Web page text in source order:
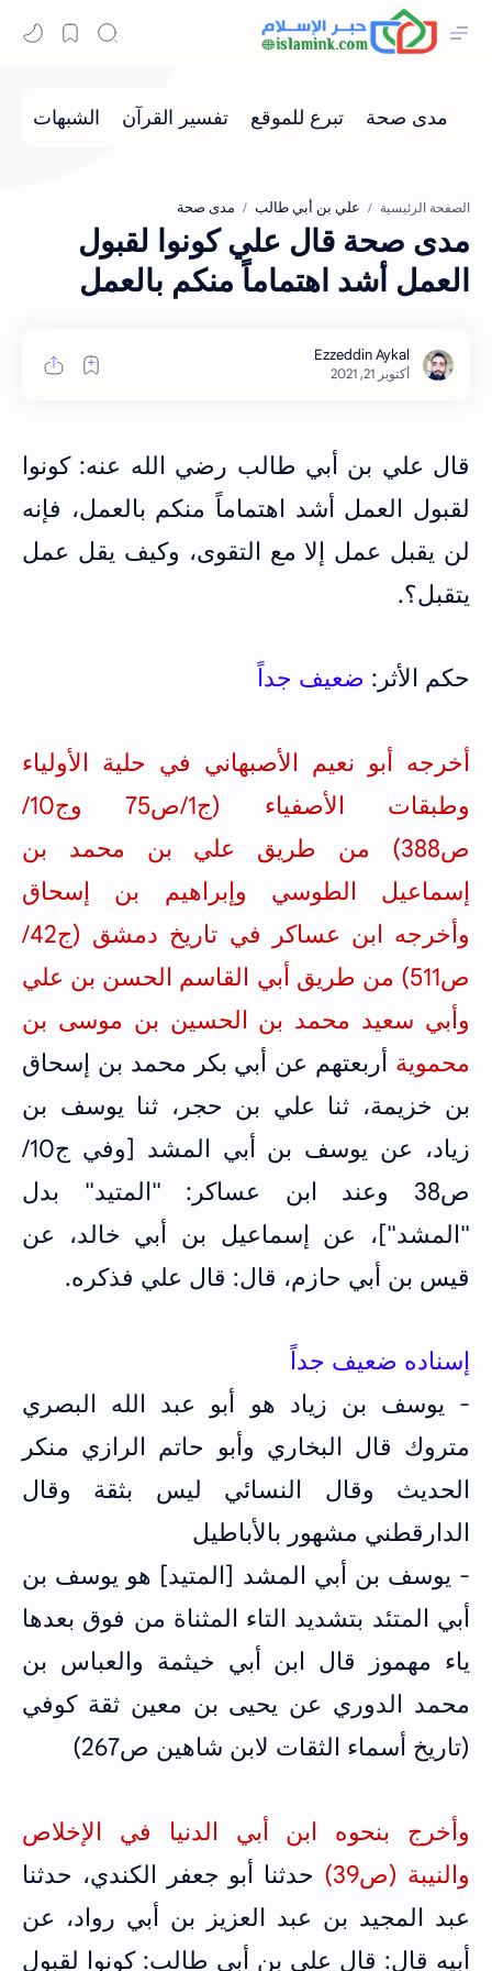
الصفحة الرئيسية علي بن أبي طالب مدى صحة
مدى صحة قال علي كونوا لقبول
العمل أشد اهتماماً منكم بالعمل
قال علي بن أبي طالب رضي الله عنه: كونوا
لقبول العمل أشد اهتماماً منكم بالعمل، فإنه
لن يقبل عمل إلا مع التقوى، وكيف يقل عمل
يتقبل؟.
حكم الأثر: ضعيف جداً
أخرجه أبو نعيم الأصبهاني في حلية الأولياء
وطبقات الأصفياء (ج1/ص75 وج10/
ص388) من طريق علي بن محمد بن
إسماعيل الطوسي وإبراهيم بن إسحاق
وأخرجه ابن عساكر في تاريخ دمشق (ج42/
ص511) من طريق أبي القاسم الحسن بن علي
وأبي سعيد محمد بن الحسين بن موسى بن
محموية أربعتهم عن أبي بكر محمد بن إسحاق
بن خزيمة، ثنا علي بن حجر، ثنا يوسف بن
زياد، عن يوسف بن أبي المشد [وفي ج10/
ص38 وعند ابن عساكر: "المتيد" بدل
"المشد"]، عن إسماعيل بن أبي خالد، عن
قيس بن أبي حازم، قال: قال علي فذكره.
إسناده ضعيف جداً
- يوسف بن زياد هو أبو عبد الله البصري
متروك قال البخاري وأبو حاتم الرازي منكر
الحديث وقال النسائي ليس بثقة وقال
الدارقطني مشهور بالأباطيل
- يوسف بن أبي المشد [المتيد] هو يوسف بن
أبي المتئد بتشديد التاء المثناة من فوق بعدها
ياء مهموز قال ابن أبي خيثمة والعباس بن
محمد الدوري عن يحيى بن معين ثقة كوفي
(تاريخ أسماء الثقات لابن شاهين ص267)
وأخرج بنحوه ابن أبي الدنيا في الإخلاص
والنيبة (ص39)
حدثنا أبو جعفر الكندي، حدثنا
عبد المجيد بن عبد العزيز بن أبي رواد، عن
أبيه قال: قال علي بن أبي طالب: كونوا لقبول